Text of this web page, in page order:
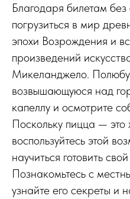
Благодаря билетам
погрузиться в мир
эпохи Возрождения и
произведений
Микеланджело.
возвышающуюся над
капеллу и осмотрите
Поскольку пицца —
воспользуйтесь этой
научиться готовить
Познакомьтесь с
узнайте его секреты и